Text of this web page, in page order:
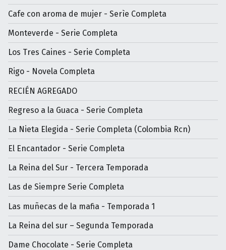
Cafe con aroma de mujer - Serìe Completa
Monteverde - Serie Completa
Los Tres Caines - Serie Completa
Rigo - Novela Completa
RECIÉN AGREGADO
Regreso a la Guaca - Serie Completa
La Nieta Elegida - Serie Completa (Colombia Rcn)
El Encantador - Serie Completa
La Reina del Sur - Tercera Temporada
Las de Siempre Serie Completa
Las muñecas de la mafia - Temporada 1
La Reina del sur – Segunda Temporada
Dame Chocolate - Serie Completa